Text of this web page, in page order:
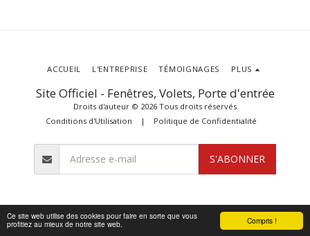
Compris !
Ce site web utilise des cookies pour faire en sorte que vous
profitiez au mieux de notre site web.
Site Officiel - Fenêtres, Volets, Porte d'entrée
Droits d'auteur © 2026 Tous droits réservés
Conditions d'Utilisation | Politique de Confidentialité
ACCUEIL L'ENTREPRISE TÉMOIGNAGES PLUS
S'ABONNER